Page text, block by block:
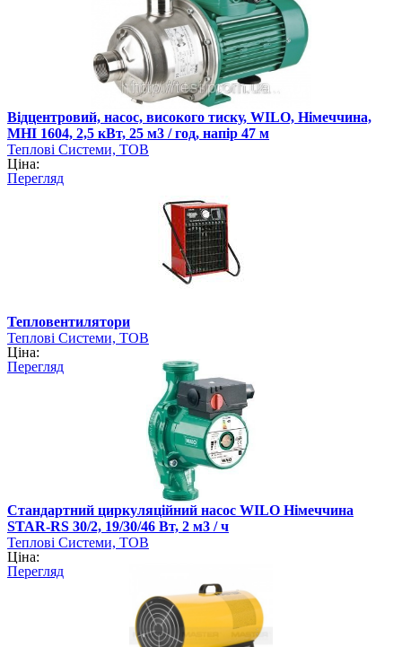
Відцентровий, насос, високого тиску, WILO, Німеччина,
MHI 1604, 2,5 кВт, 25 м3 / год, напір 47 м
Теплові Системи, ТОВ
Ціна:
Перегляд
Тепловентилятори
Теплові Системи, ТОВ
Ціна:
Перегляд
Стандартний циркуляційний насос WILO Німеччина
STAR-RS 30/2, 19/30/46 Вт, 2 м3 / ч
Теплові Системи, ТОВ
Ціна:
Перегляд